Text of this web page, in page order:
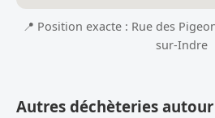
📍 Position exacte : Rue des
sur-Indre
Autres déchèteries autour